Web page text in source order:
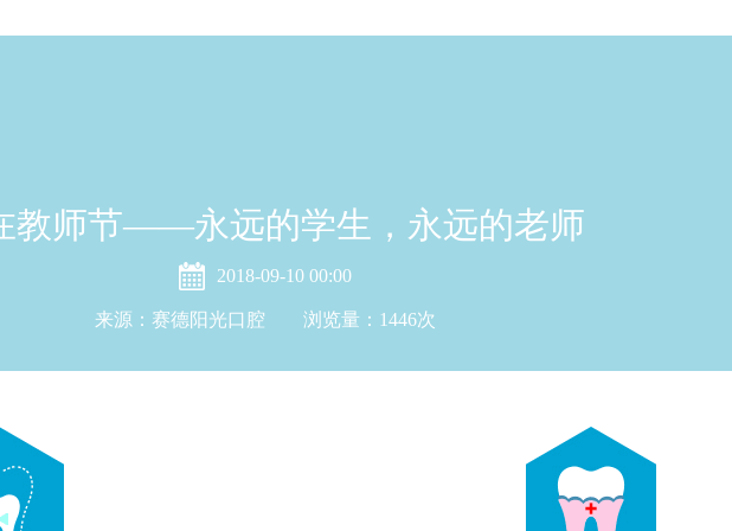
教师节——永远的学生，永远的老师
2018-09-10 00:00
来源：赛德阳光口腔 浏览量： 1446次